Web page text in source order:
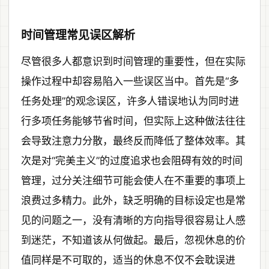
时间管理常见误区解析
尽管很多人都意识到时间管理的重要性，但在实际
操作过程中却容易陷入一些误区当中。首先是“多
任务处理”的观念误区，许多人错误地认为同时进
行多项任务能够节省时间，但实际上这种做法往往
会导致注意力分散，最终反而降低了整体效率。其
次是对“完美主义”的过度追求也会阻碍有效的时间
管理，过分关注细节可能会使人在不重要的事项上
浪费过多精力。此外，缺乏明确的目标设定也是常
见的问题之一，没有清晰的方向指导很容易让人感
到迷茫，不知道该从何做起。最后，忽视休息的价
值同样是不可取的，适当的休息不仅不会耽误进